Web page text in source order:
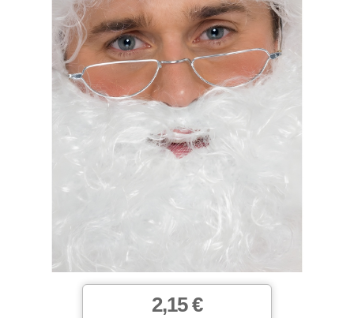
2,15 €